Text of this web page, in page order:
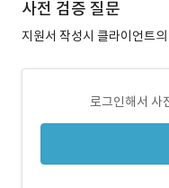
사전 검증 질문
지원서 작성시 클라이언트
로그인해서 사